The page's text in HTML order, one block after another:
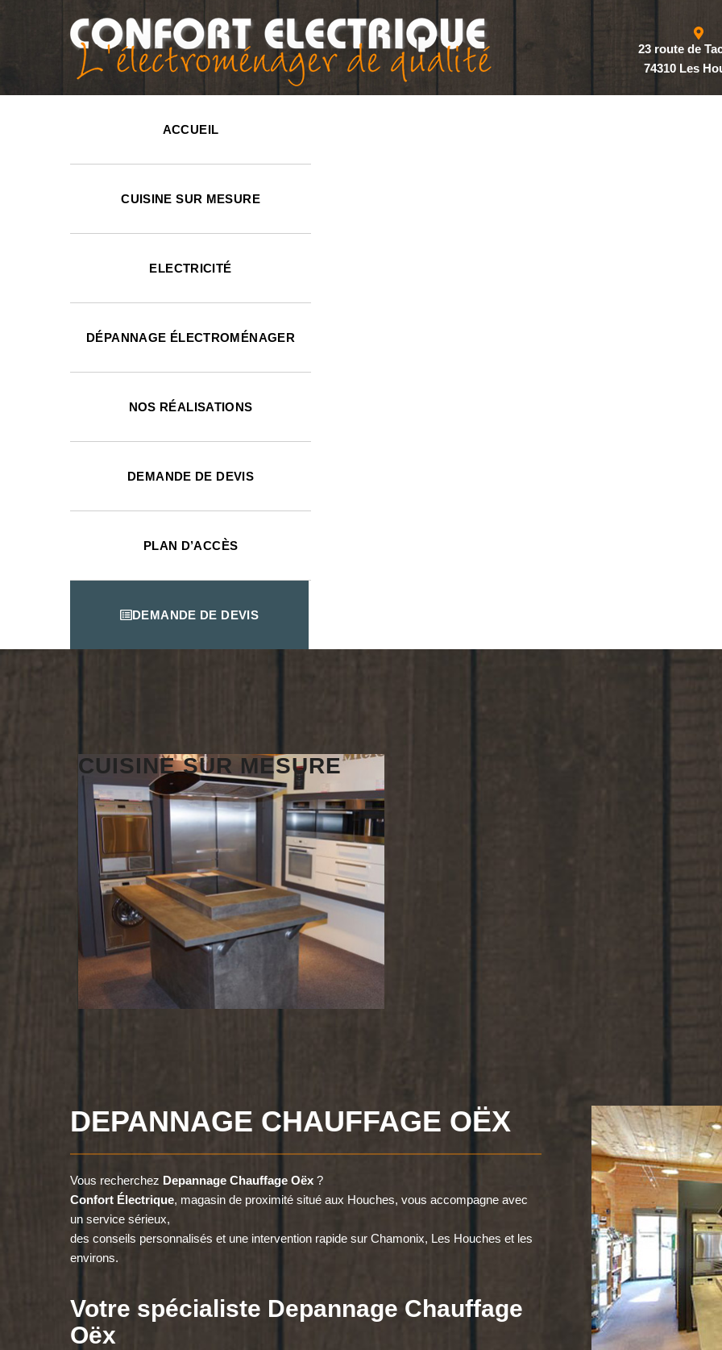
23 route de
74310 Les
ACCUEIL
CUISINE SUR MESURE
ELECTRICITÉ
DÉPANNAGE ÉLECTROMÉNAGER
NOS RÉALISATIONS
DEMANDE DE DEVIS
PLAN D’ACCÈS
DEMANDE DE DEVIS
CUISINE SUR MESURE
DEPANNAGE CHAUFFAGE OËX
Vous recherchez Depannage Chauffage Oëx ?
Confort Électrique, magasin de proximité situé aux Houches, vous accompagne avec
un service sérieux,
des conseils personnalisés et une intervention rapide sur Chamonix, Les Houches et les
environs.
Votre spécialiste Depannage Chauffage
Oëx